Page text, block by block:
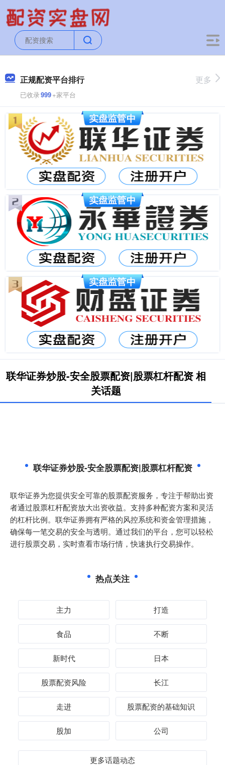
正规配资平台排行
已收录999+家平台
更多
联华证券炒股-安全股票配资|股票杠杆配资 相
关话题
联华证券炒股-安全股票配资|股票杠杆配资
联华证券为您提供安全可靠的股票配资服务，专注于帮助出资
者通过股票杠杆配资放大出资收益。支持多种配资方案和灵活
的杠杆比例。联华证券拥有严格的风控系统和资金管理措施，
确保每一笔交易的安全与透明。通过我们的平台，您可以轻松
进行股票交易，实时查看市场行情，快速执行交易操作。
热点关注
主力 打造
食品 不断
新时代 日本
股票配资风险 长江
走进 股票配资的基础知识
股加 公司
更多话题动态